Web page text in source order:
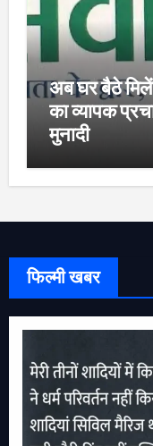
अब घर बैठे
का व्यापक
मुनादी
फिल्मी खबर